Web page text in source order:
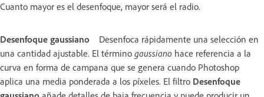
Cuanto mayor es el desenfoque, mayor será el radio.
Desenfoque gaussiano
Desenfoca rápidamente una selección en
una cantidad ajustable. El término gaussiano hace referencia a la
curva en forma de campana que se genera cuando Photoshop
aplica una media ponderada a los píxeles. El filtro Desenfoque